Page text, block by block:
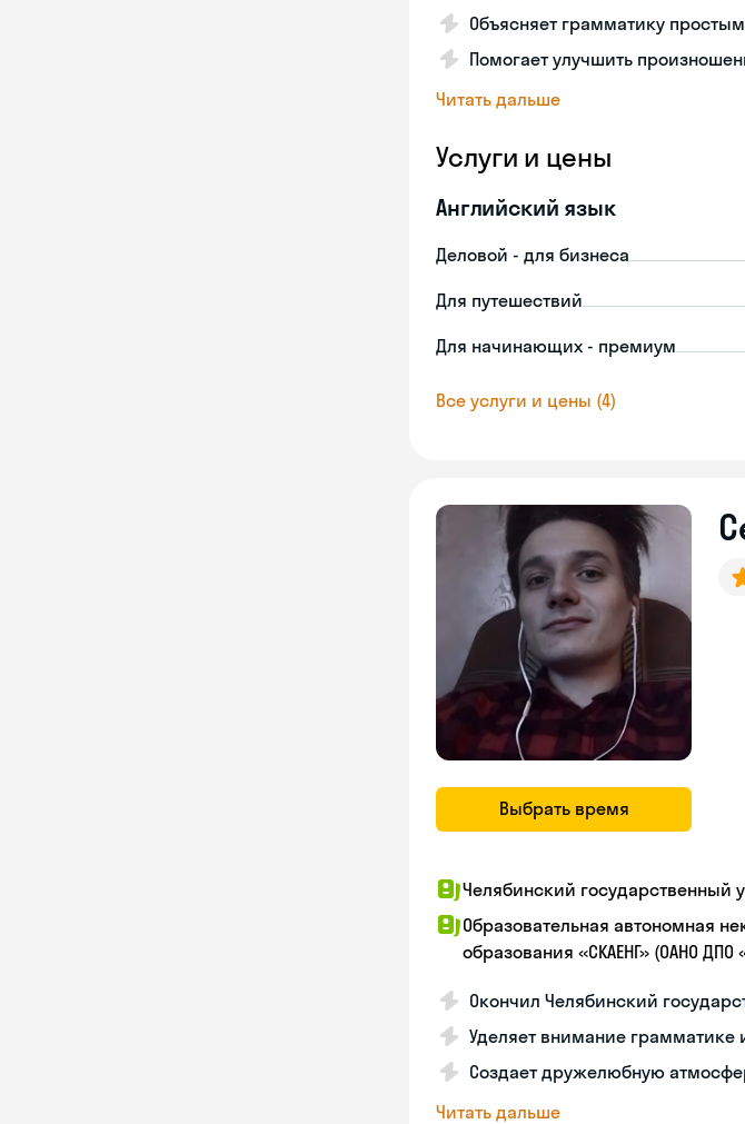
Объясняет грамматику
Помогает улучшить
Читать дальше
Услуги и цены
Английский язык
Деловой - для бизнеса
Для путешествий
Для начинающих - премиум
Все услуги и цены (4)
Выбрать время
Челябинский государственный
Образовательная автономная
образования «СКАЕНГ» (ОАНО ДПО
Окончил Челябинский
Уделяет внимание
Создает дружелюбную
Читать дальше